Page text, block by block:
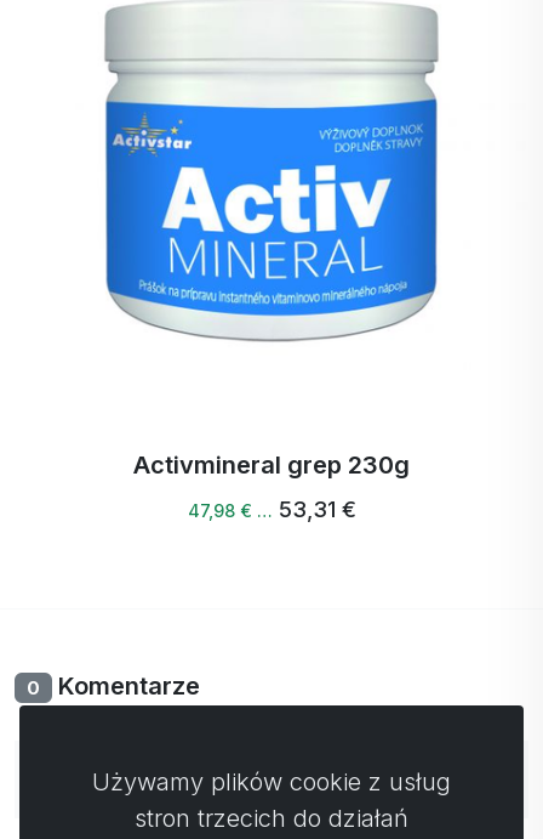
Activ Magnez + B6 + K spray 150 ml
44,17 € …46,49 €
0 Komentarze
komentarzem.
Używamy plików cookie z usług
stron trzecich do działań